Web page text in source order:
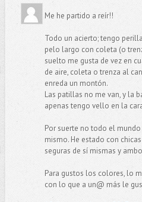
Me he partido a reír!!
Todo un acierto; tengo
pelo largo con coleta (o
suelto me gusta de vez en
de aire, coleta o trenza al
enreda un montón.
Las patillas no me van, y la
apenas tengo vello en la
Por suerte no todo el
mismo. He estado con
seguras de sí mismas y
Para gustos los colores, lo
con lo que a un@ más le